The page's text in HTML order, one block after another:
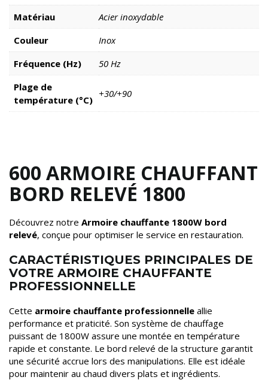
Matériau
Acier inoxydable
Couleur
Inox
Fréquence (Hz)
50 Hz
Plage de
température (°C)
+30/+90
600 ARMOIRE CHAUFFANT
BORD RELEVÉ 1800
Découvrez notre Armoire chauffante 1800W bord
relevé, conçue pour optimiser le service en restauration.
CARACTÉRISTIQUES PRINCIPALES DE
VOTRE ARMOIRE CHAUFFANTE
PROFESSIONNELLE
Cette armoire chauffante professionnelle allie
performance et praticité. Son système de chauffage
puissant de 1800W assure une montée en température
rapide et constante. Le bord relevé de la structure garantit
une sécurité accrue lors des manipulations. Elle est idéale
pour maintenir au chaud divers plats et ingrédients.